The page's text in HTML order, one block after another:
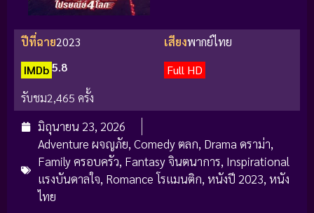
ปีที่ฉาย2023 เสียงพากย์ไทย
IMDb5.8
Full HD
รับชม2,465 ครั้ง
มิถุนายน 23, 2026
Adventure ผจญภัย, Comedy ตลก, Drama ดราม่า,
Family ครอบครัว, Fantasy จินตนาการ, Inspirational
แรงบันดาลใจ, Romance โรแมนติก, หนังปี 2023, หนัง
ไทย